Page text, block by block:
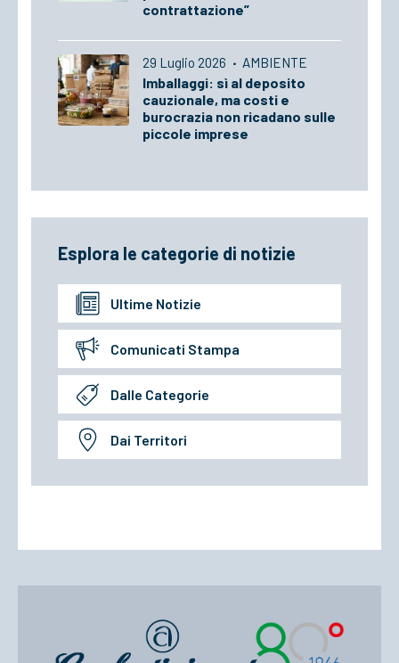
contrattazione”
29 Luglio 2026 · AMBIENTE
Imballaggi: sì al deposito
cauzionale, ma costi e
burocrazia non ricadano sulle
piccole imprese
Esplora le categorie di notizie
Ultime Notizie
Comunicati Stampa
Dalle Categorie
Dai Territori